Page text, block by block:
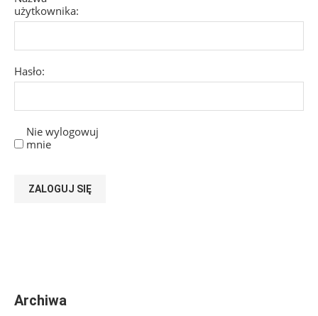
użytkownika:
Hasło:
Nie wylogowuj
mnie
ZALOGUJ SIĘ
Archiwa